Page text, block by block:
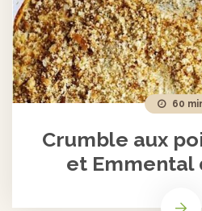
60
Crumble aux
et Emmental